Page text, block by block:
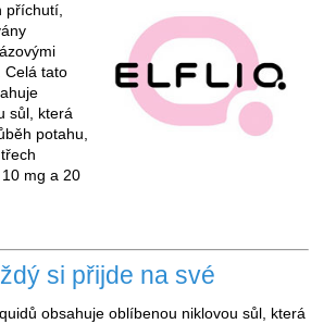
příchutí,
Celá tato
sůl, která
potahu,
mg a 20
si přijde na své
obsahuje oblíbenou niklovou sůl, která